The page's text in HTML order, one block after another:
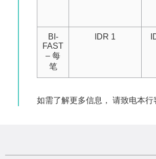
BI-
FAST
– 每
笔
IDR 1
如需了解更多信息， 请致电本